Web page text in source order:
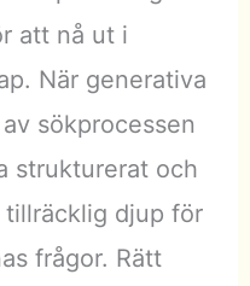
att nå ut i
När generativa
sökprocessen
strukturerat och
djup för
frågor. Rätt